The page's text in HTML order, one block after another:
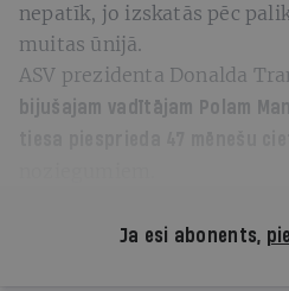
nepatīk, jo izskatās pēc
muitas ūnijā.
ASV prezidenta Donalda
bijušajam vadītājam Polam
Ja esi abonents,